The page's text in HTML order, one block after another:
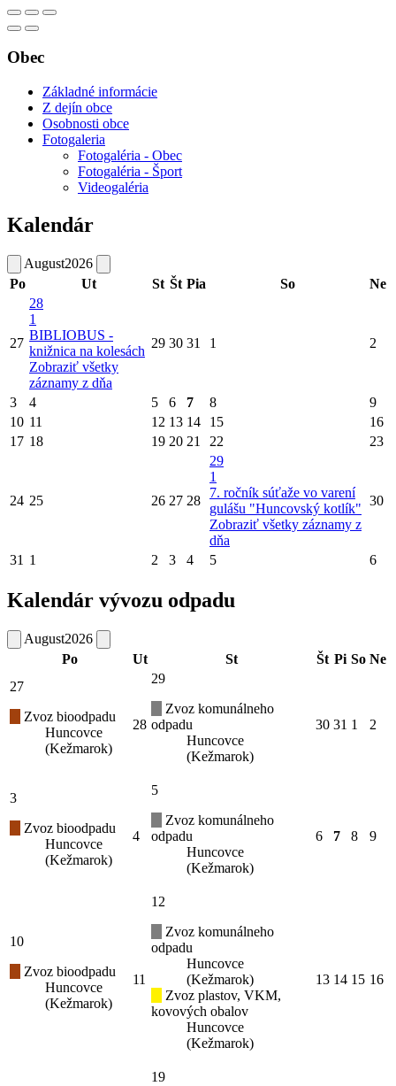
Obec
Základné informácie
Z dejín obce
Osobnosti obce
Fotogaleria
Fotogaléria - Obec
Fotogaléria - Šport
Videogaléria
Kalendár
August2026
Po
Ut St Št Pia So Ne
27
28
1
BIBLIOBUS -
knižnica na kolesách
Zobraziť všetky
záznamy z dňa
29 30 31 1 2
3 4 5 6 7 8
9
10 11 12 13 14 15
16
17 18 19 20 21 22 23
24 25 26 27 28
29
1
7. ročník súťaže vo varení
gulášu "Huncovský kotlík"
Zobraziť všetky záznamy z
dňa
30
31 1 2 3 4 5 6
Kalendár vývozu odpadu
August2026
Po
Ut St Št Pi So Ne
27
Zvoz bioodpadu
Huncovce
(Kežmarok)
28
29
Zvoz komunálneho
odpadu
Huncovce
(Kežmarok)
30 31 1 2
3
Zvoz bioodpadu
Huncovce
(Kežmarok)
4
5
Zvoz komunálneho
odpadu
Huncovce
(Kežmarok)
6 7 8 9
10
Zvoz bioodpadu
Huncovce
(Kežmarok)
11
12
Zvoz komunálneho
odpadu
Huncovce
(Kežmarok)
Zvoz plastov, VKM,
kovových obalov
Huncovce
(Kežmarok)
13 14 15 16
19